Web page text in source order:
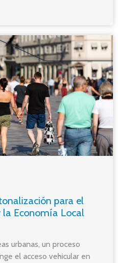
para el
la Economía Local
urbanas, un proceso
el acceso vehicular en